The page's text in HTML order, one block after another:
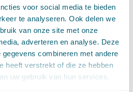
voor social media te bieden
te analyseren. Ook delen we
van onze site met onze
adverteren en analyse. Deze
combineren met andere
heeft verstrekt of die ze hebben
uw gebruik van hun services.
en e-mail